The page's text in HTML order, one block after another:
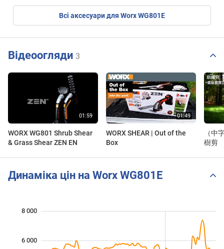
Всі аксесуари для Worx WG801E
Відеоогляди 3
WORX WG801 Shrub Shear
& Grass Shear ZEN EN
WORX SHEAR | Out of the
Box
（中
樹剪
Динаміка цін на Worx WG801E
6 000
8 000